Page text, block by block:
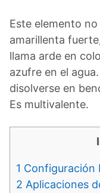
Este elemento
amarillenta
llama arde en
azufre en el
disolverse en
Es multivalente.
1 Configuración
2 Aplicaciones